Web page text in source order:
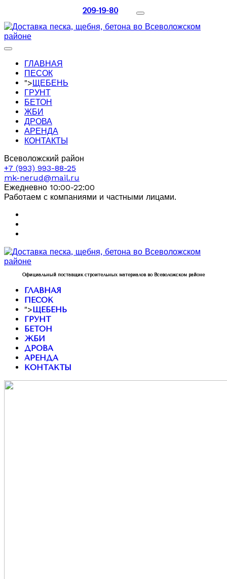
209-19-80
ГЛАВНАЯ
ПЕСОК
">ЩЕБЕНЬ
ГРУНТ
БЕТОН
ЖБИ
ДРОВА
АРЕНДА
КОНТАКТЫ
Всеволожский район
+7 (993) 993-88-25
mk-nerud@mail.ru
Ежедневно 10:00-22:00
Работаем с компаниями и частными лицами.
Официальный поставщик строительных материалов во Всеволожском районе
ГЛАВНАЯ
ПЕСОК
">ЩЕБЕНЬ
ГРУНТ
БЕТОН
ЖБИ
ДРОВА
АРЕНДА
КОНТАКТЫ